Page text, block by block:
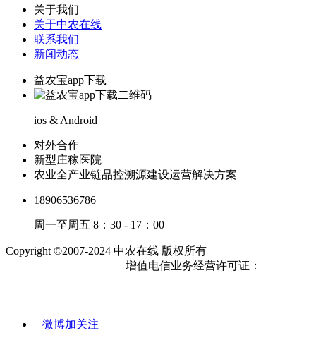
关于我们
关于中农在线
联系我们
新闻动态
益农宝app下载
ios & Android
对外合作
新型庄稼医院
农业全产业链品控溯源建设运营解决方案
18906536786
周一至周五 8：30 - 17：00
Copyright ©2007-2024 中农在线 版权所有
增值电信业务经营许可证：
微博加关注